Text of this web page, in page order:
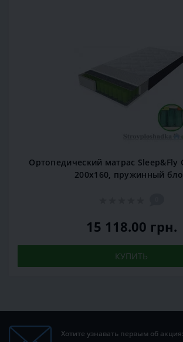
Ортопедический матрас Sleep&Fly
200x160, пружинный
15 118.00 грн.
КУПИТЬ
Хотите узнавать первым об